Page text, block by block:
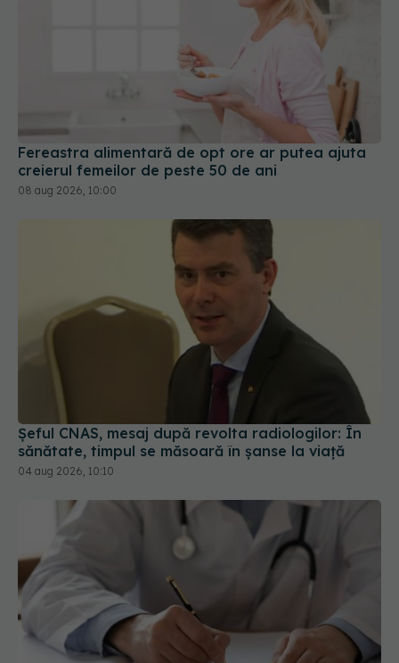
Fereastra alimentară de opt ore ar putea ajuta
creierul femeilor de peste 50 de ani
08 aug 2026, 10:00
Șeful CNAS, mesaj după revolta radiologilor: În
sănătate, timpul se măsoară în șanse la viață
04 aug 2026, 10:10